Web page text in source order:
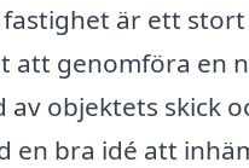
är ett
att genomföra en
av objektets skick
en bra idé att